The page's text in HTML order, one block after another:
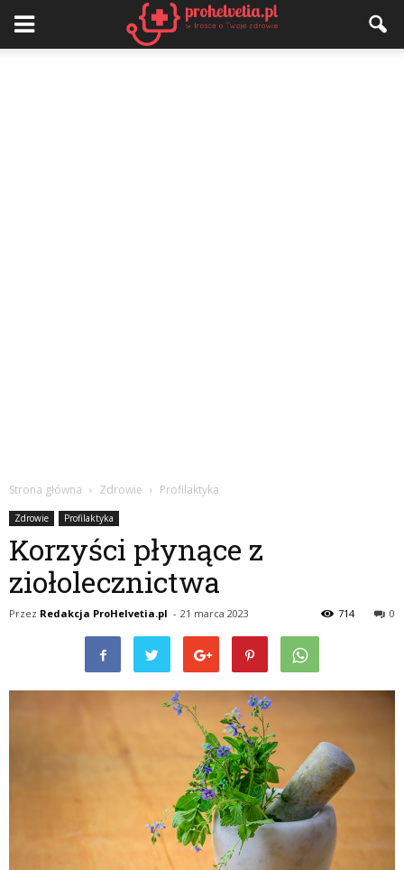
Strona główna Zdrowie Profilaktyka
Zdrowie Profilaktyka
Korzyści płynące z
ziołolecznictwa
Przez Redakcja ProHelvetia.pl - 21 marca 2023 0
714